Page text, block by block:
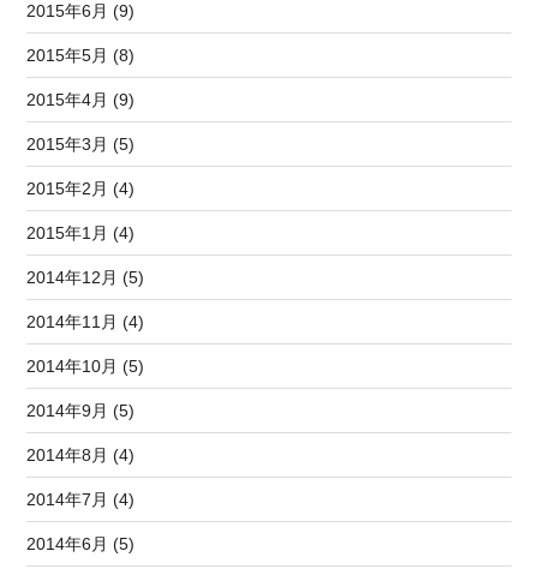
2015年6月 (9)
2015年5月 (8)
2015年4月 (9)
2015年3月 (5)
2015年2月 (4)
2015年1月 (4)
2014年12月 (5)
2014年11月 (4)
2014年10月 (5)
2014年9月 (5)
2014年8月 (4)
2014年7月 (4)
2014年6月 (5)